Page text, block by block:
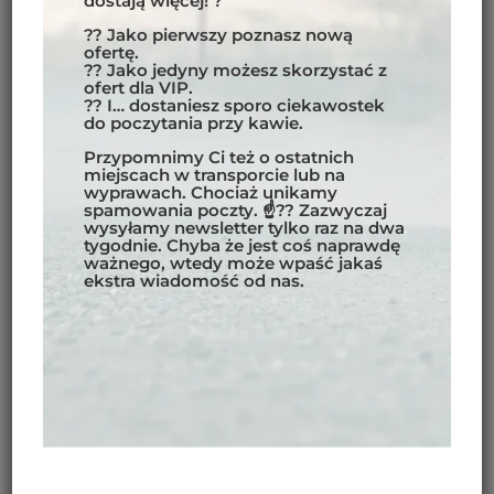
solnisko świata,
miejsce surrealistycznych krajobrazów,
które podczas pory deszczowej staje
się jednym wielkim lustrem, tworząc
niezapomniane wrażenie
nieskończoności. Położone na tym
płaskowyżu miastoLa Paz, najwyżej
położona stolica na świecie, stanowi
centrum kultury i turystyki. Z miasta
można wybrać się na trekking w
okoliczne góry, odkrywać lokalne
tradycje na licznych rynkach lub
zjechać słynną
Andy płynnie przechodzą w lasy
?? Jako pierwszy poznasz nową
ofertę.
?? Jako jedyny możesz skorzystać z
ofert dla VIP.
?? I… dostaniesz sporo ciekawostek
do poczytania przy kawie.
Przypomnimy Ci też o ostatnich
miejscach w transporcie lub na
wyprawach. Chociaż unikamy
spamowania poczty. ☝?? Zazwyczaj
wysyłamy newsletter tylko raz na dwa
tygodnie. Chyba że jest coś naprawdę
ważnego, wtedy może wpaść jakaś
ekstra wiadomość od nas.